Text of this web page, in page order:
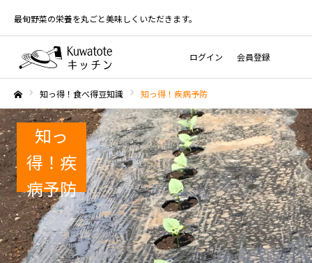
最旬野菜の栄養を丸ごと美味しくいただきます。
ログイン 会員登録
知っ得！食べ得豆知識 知っ得！疾病予防
知っ
得！疾
病予防